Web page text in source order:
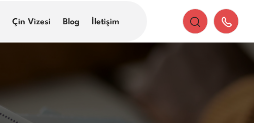
Çin Vizesi Blog İletişim